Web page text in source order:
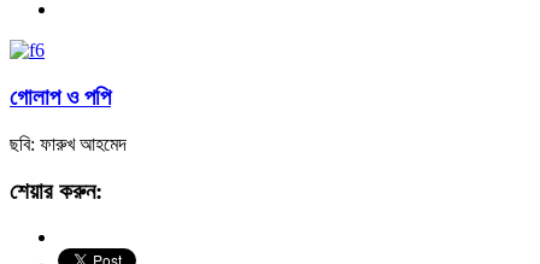
গোলাপ ও পপি
ছবি: ফারুখ আহমেদ
শেয়ার করুন: